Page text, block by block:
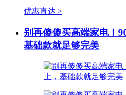
优惠直达 >
别再傻傻买高端家电！
基础款就足够完美